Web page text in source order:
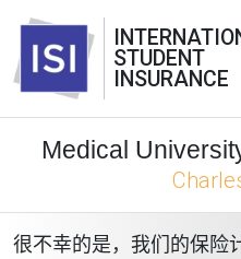
STUDENT
INSURANCE
Medical
很不幸的是，我们的保险